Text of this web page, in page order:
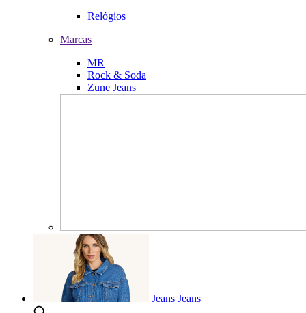
Relógios
Marcas
MR
Rock & Soda
Zune Jeans
Jeans Jeans